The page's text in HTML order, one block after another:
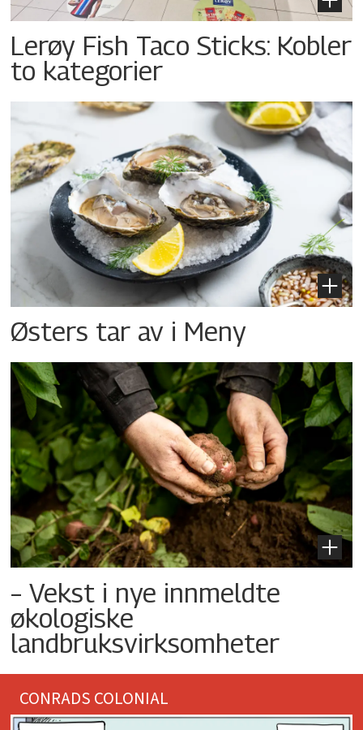
Lerøy Fish Taco Sticks: Kobler
to kategorier
Østers tar av i Meny
– Vekst i nye innmeldte
økologiske
landbruksvirksomheter
CONRADS COLONIAL